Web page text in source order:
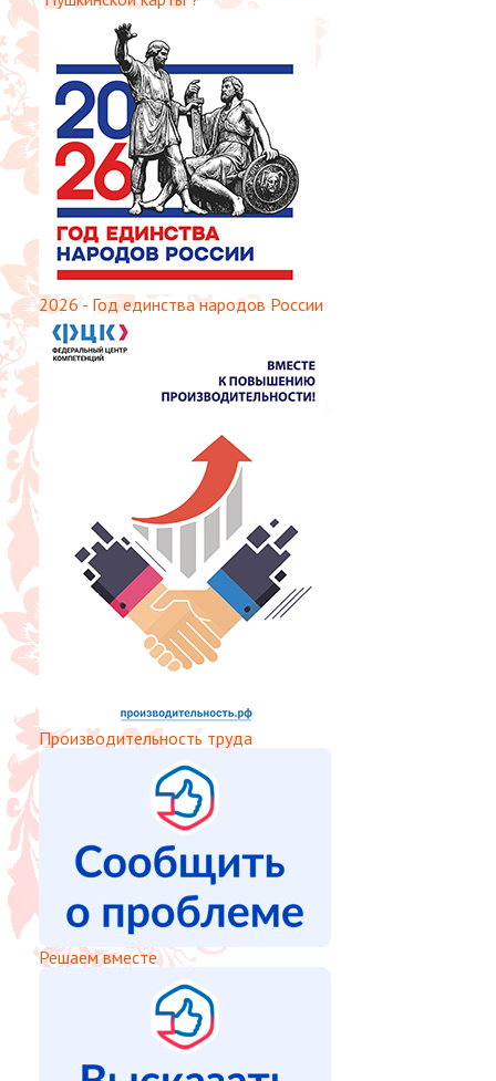
2026 - Год единства народов России
Производительность труда
Решаем вместе